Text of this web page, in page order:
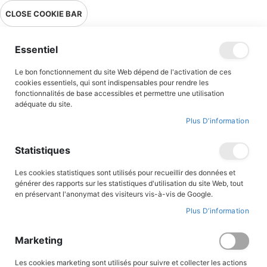
Livraison en point relais en France métropolitaine à 0,01€ à partir
Menu
Accueil Accès client
CLOSE COOKIE BAR
Essentiel
Le bon fonctionnement du site Web dépend de l'activation de ces
cookies essentiels, qui sont indispensables pour rendre les
fonctionnalités de base accessibles et permettre une utilisation
adéquate du site.
Plus D’information
Statistiques
Les cookies statistiques sont utilisés pour recueillir des données et
générer des rapports sur les statistiques d'utilisation du site Web, tout
en préservant l'anonymat des visiteurs vis-à-vis de Google.
Plus D’information
Marketing
Les cookies marketing sont utilisés pour suivre et collecter les actions